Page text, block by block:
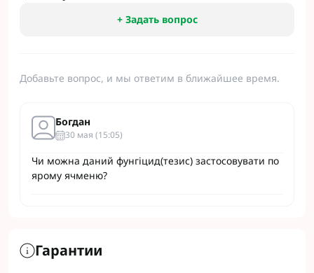
+ Задать вопрос
Добавьте вопрос, и мы ответим в ближайшее время.
Богдан
30 мая (15:05)
Чи можна даний фунгіцид(тезис) застосовувати по
ярому ячменю?
Гарантии